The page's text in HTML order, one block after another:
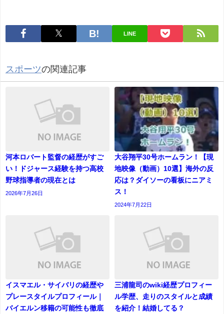
LINE
スポーツの関連記事
河本ロバート監督の経歴がすご
い！ドジャース経験を持つ高校
野球指導者の現在とは
2026年7月26日
大谷翔平30号ホームラン！【現
地映像（動画）10選】海外の反
応は？ダイソーの看板にニアミ
ス！
2024年7月22日
イスマエル・サイバリの経歴や
プレースタイルプロフィール｜
バイエルン移籍の可能性も徹底
三浦龍司のwiki経歴プロフィー
ル学歴、走りのスタイルと成績
を紹介！結婚してる？